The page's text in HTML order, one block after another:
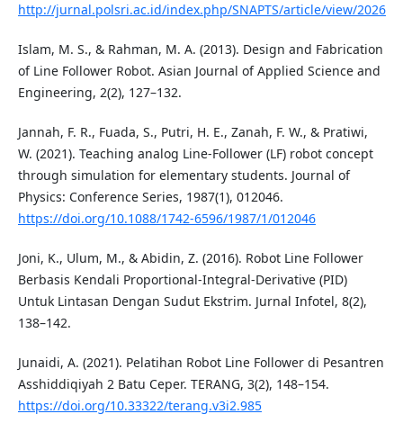
http://jurnal.polsri.ac.id/index.php/SNAPTS/article/view/2026
Islam, M. S., & Rahman, M. A. (2013). Design and Fabrication
of Line Follower Robot. Asian Journal of Applied Science and
Engineering, 2(2), 127–132.
Jannah, F. R., Fuada, S., Putri, H. E., Zanah, F. W., & Pratiwi,
W. (2021). Teaching analog Line-Follower (LF) robot concept
through simulation for elementary students. Journal of
Physics: Conference Series, 1987(1), 012046.
https://doi.org/10.1088/1742-6596/1987/1/012046
Joni, K., Ulum, M., & Abidin, Z. (2016). Robot Line Follower
Berbasis Kendali Proportional-Integral-Derivative (PID)
Untuk Lintasan Dengan Sudut Ekstrim. Jurnal Infotel, 8(2),
138–142.
Junaidi, A. (2021). Pelatihan Robot Line Follower di Pesantren
Asshiddiqiyah 2 Batu Ceper. TERANG, 3(2), 148–154.
https://doi.org/10.33322/terang.v3i2.985